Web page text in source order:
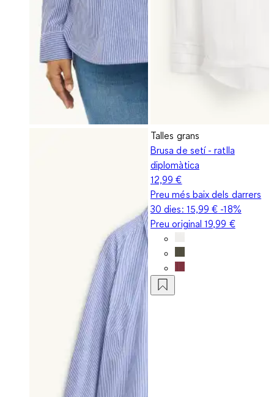
Talles grans
Brusa de setí - ratlla
diplomàtica
12,99 €
Preu més baix dels darrers
30 dies: 15,99 € -18%
Preu original19,99 €